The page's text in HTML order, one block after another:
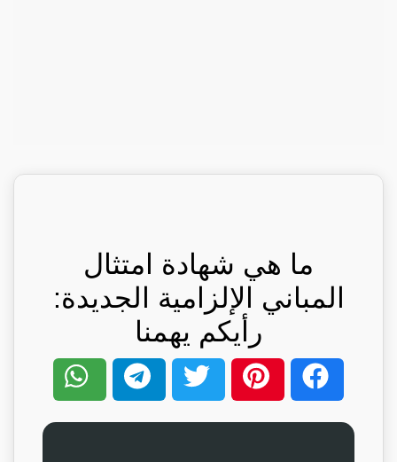
ما هي شهادة امتثال
المباني الإلزامية الجديدة:
رأيكم يهمنا